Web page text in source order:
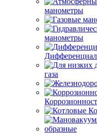
манометры
манометры
газа